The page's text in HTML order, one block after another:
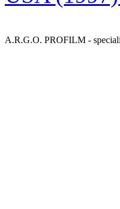
A.R.G.O. PROFILM -